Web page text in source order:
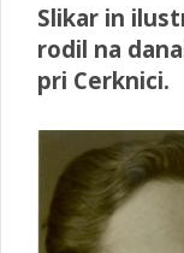
Slikar in
rodil na
pri Cerknici.